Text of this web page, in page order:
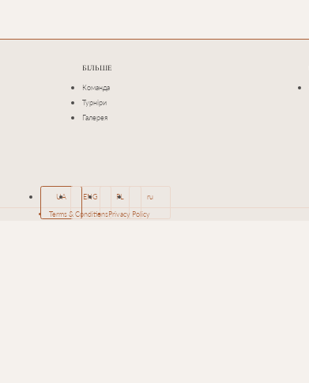
БІЛЬШЕ
Команда
Турніри
Галерея
UA ENG PL ru
Terms & ConditionsPrivacy Policy